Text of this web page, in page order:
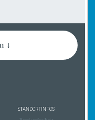
↓
STANDORTINFOS